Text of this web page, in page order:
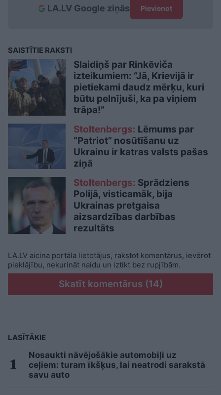
LA.LV Google ziņās Pievienot
SAISTĪTIE RAKSTI
Slaidiņš par Rinkēviča
izteikumiem: “Jā, Krievijā ir
pietiekami daudz mērķu, kuri
būtu pelnījuši, ka pa viņiem
trāpa!”
Stoltenbergs: Lēmums par
“Patriot” nosūtīšanu uz
Ukrainu ir katras valsts pašas
ziņā
Stoltenbergs: Sprādziens
Polijā, visticamāk, bija
Ukrainas pretgaisa
aizsardzības darbības
rezultāts
LA.LV aicina portāla lietotājus, rakstot komentārus, ievērot
pieklājību, nekurināt naidu un iztikt bez rupjībām.
Skatīt komentārus (14)
LASĪTĀKIE
Nosaukti nāvējošākie automobiļi uz
ceļiem: turam īkšķus, lai neatrodi sarakstā
savu auto